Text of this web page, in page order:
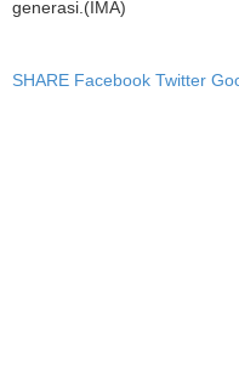
generasi.(IMA)
SHARE Facebook Twitter